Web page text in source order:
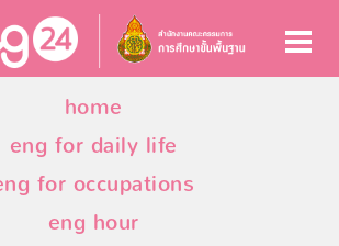
home
eng for daily life
for occupations
eng hour